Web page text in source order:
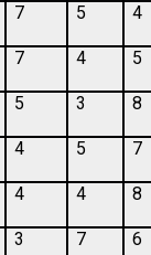
7 5 4
7 4 5
5 3 8
4 5 7
4 4 8
3 7 6